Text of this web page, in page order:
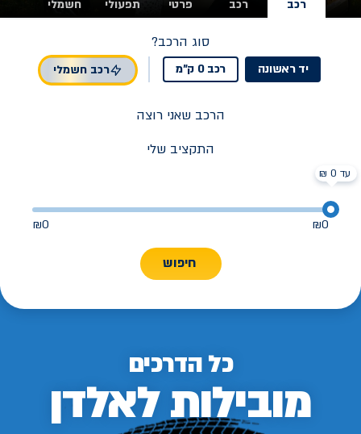
רכב
רכב
פרטי
תפעולי
חשמלי
סוג הרכב?
יד ראשונה רכב 0 ק"מ רכב חשמלי
הרכב שאני רוצה
התקציב שלי
₪0
₪0
חיפוש
כל הדרכים
מובילות לאלדן
עד 0 ₪